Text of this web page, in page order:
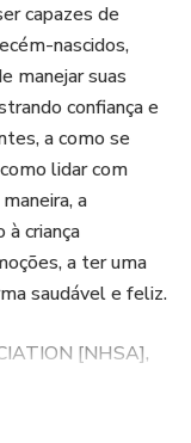
capazes de
nascidos,
manejar suas
confiança e
a como se
lidar com
a
criança
a ter uma
saudável e feliz.
[NHSA],